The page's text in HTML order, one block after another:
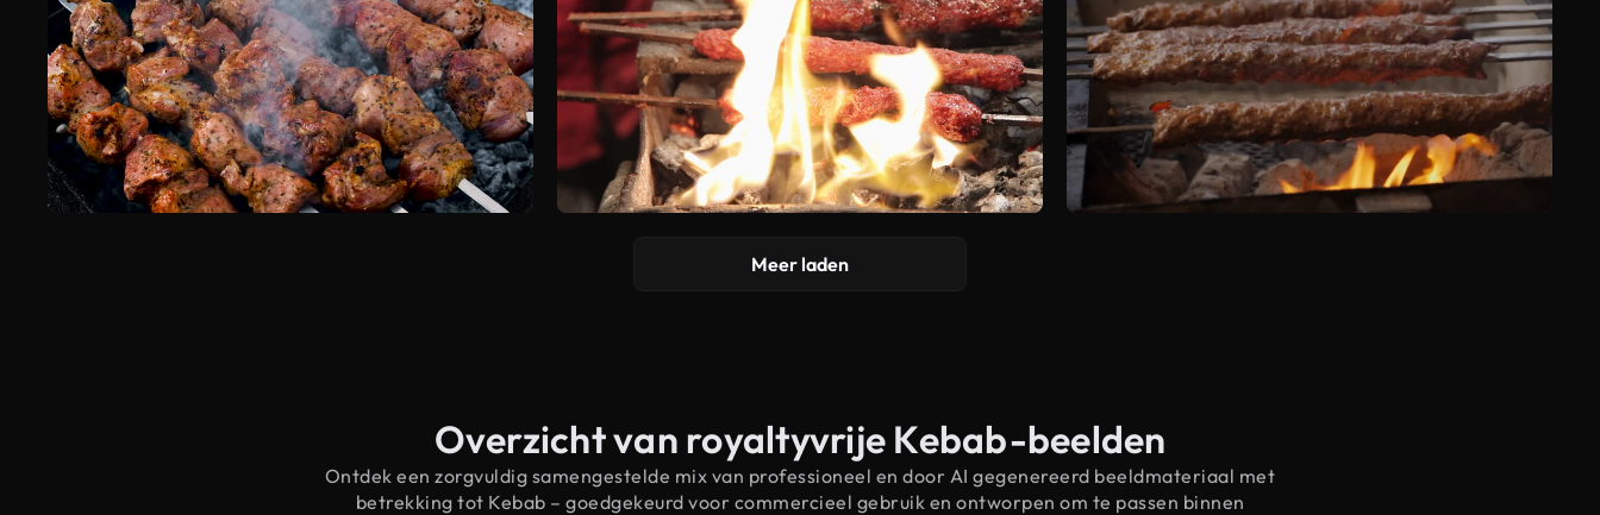
Meer laden
Overzicht van royaltyvrije Kebab-beelden
Ontdek een zorgvuldig samengestelde mix van professioneel en door AI gegenereerd beeldmateriaal met
betrekking tot Kebab – goedgekeurd voor commercieel gebruik en ontworpen om te passen binnen